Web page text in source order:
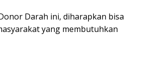
Darah ini, diharapkan bisa
yang membutuhkan